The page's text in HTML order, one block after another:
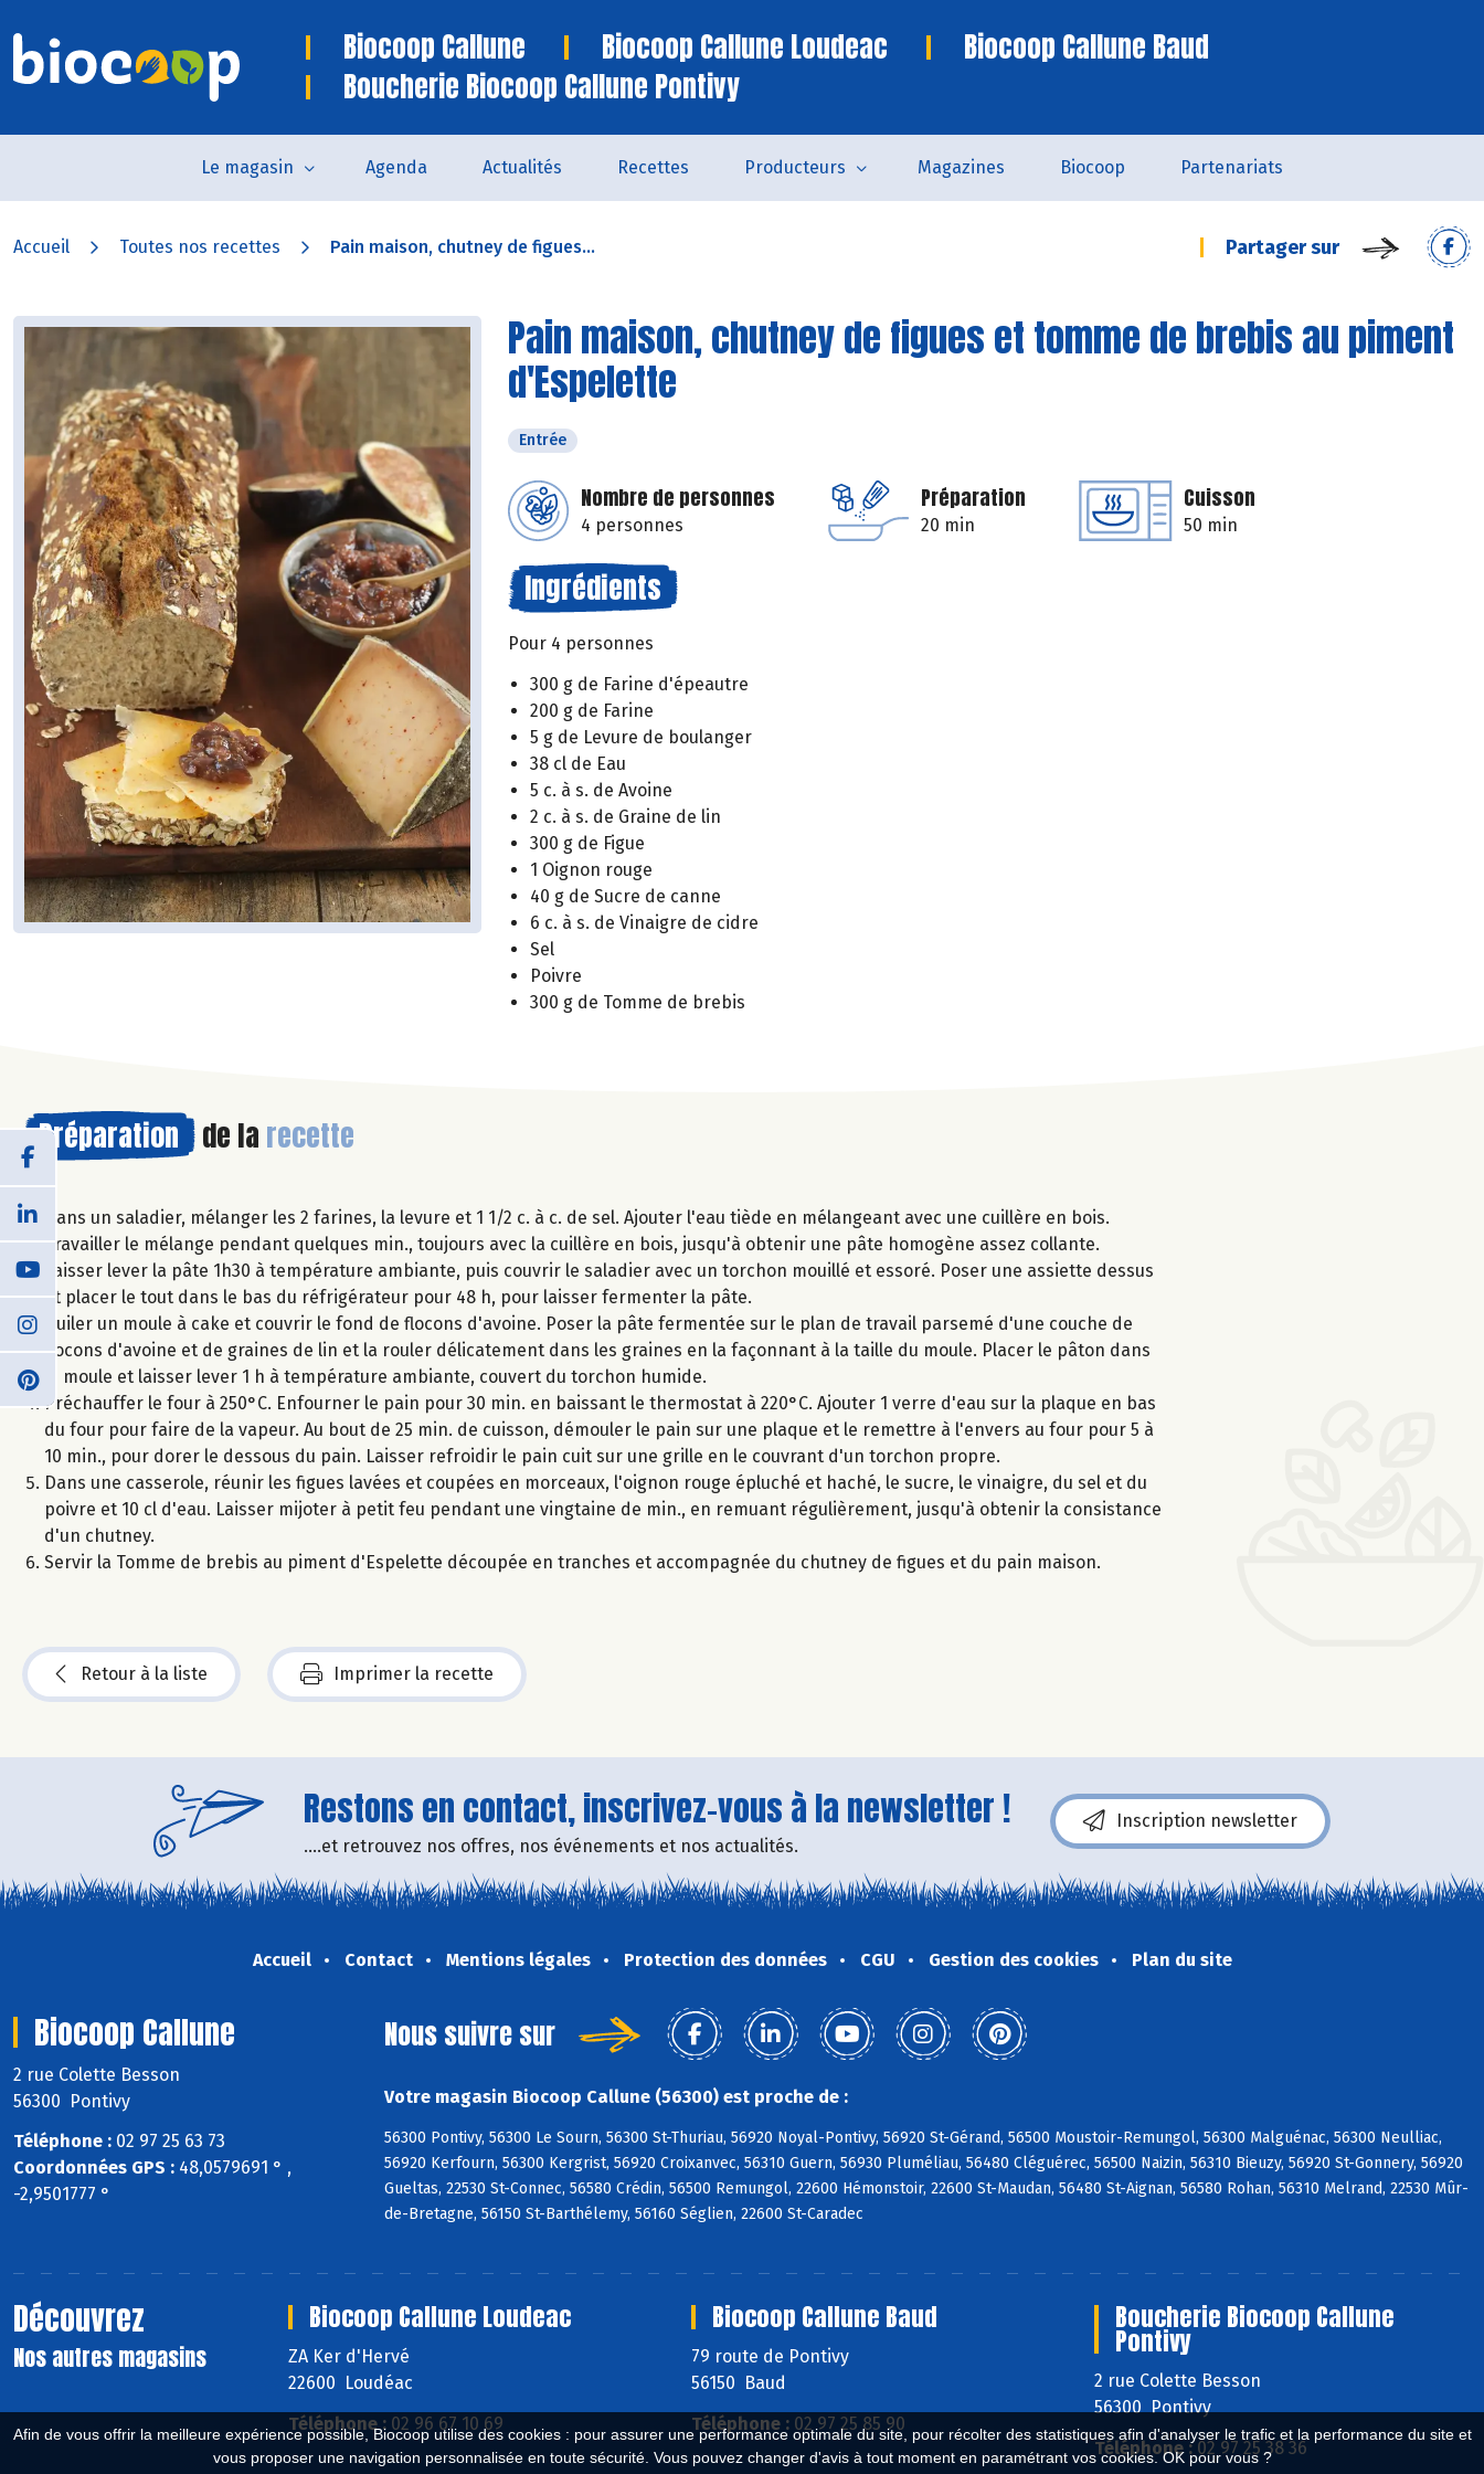
Afin de vous offrir la meilleure expérience possible, Biocoop utilise des cookies : pour assurer une performance optimale du site, pour récolter des statistiques afin d'analyser le trafic et la performance du site et
vous proposer une navigation personnalisée en toute sécurité. Vous pouvez changer d'avis à tout moment en paramétrant vos cookies. OK pour vous ?
Biocoop Callune Biocoop Callune Loudeac
Biocoop Callune Baud
Boucherie Biocoop Callune Pontivy
Le magasin Agenda Actualités Recettes Producteurs Magazines Biocoop Partenariats
Accueil Toutes nos recettes Pain maison, chutney de figues... Partager sur
Pain maison, chutney de figues et tomme de brebis au piment
d'Espelette
Entrée
Nombre de personnes
4 personnes
Préparation
20 min
Cuisson
50 min
Ingrédients
Pour 4 personnes
300 g de Farine d'épeautre
200 g de Farine
5 g de Levure de boulanger
38 cl de Eau
5 c. à s. de Avoine
2 c. à s. de Graine de lin
300 g de Figue
1 Oignon rouge
40 g de Sucre de canne
6 c. à s. de Vinaigre de cidre
Sel
Poivre
300 g de Tomme de brebis
Préparation de la recette
Dans un saladier, mélanger les 2 farines, la levure et 1 1/2 c. à c. de sel. Ajouter l'eau tiède en mélangeant avec une cuillère en bois.
Travailler le mélange pendant quelques min., toujours avec la cuillère en bois, jusqu'à obtenir une pâte homogène assez collante.
Laisser lever la pâte 1h30 à température ambiante, puis couvrir le saladier avec un torchon mouillé et essoré. Poser une assiette dessus
et placer le tout dans le bas du réfrigérateur pour 48 h, pour laisser fermenter la pâte.
Huiler un moule à cake et couvrir le fond de flocons d'avoine. Poser la pâte fermentée sur le plan de travail parsemé d'une couche de
flocons d'avoine et de graines de lin et la rouler délicatement dans les graines en la façonnant à la taille du moule. Placer le pâton dans
le moule et laisser lever 1 h à température ambiante, couvert du torchon humide.
Préchauffer le four à 250°C. Enfourner le pain pour 30 min. en baissant le thermostat à 220°C. Ajouter 1 verre d'eau sur la plaque en bas
du four pour faire de la vapeur. Au bout de 25 min. de cuisson, démouler le pain sur une plaque et le remettre à l'envers au four pour 5 à
10 min., pour dorer le dessous du pain. Laisser refroidir le pain cuit sur une grille en le couvrant d'un torchon propre.
Dans une casserole, réunir les figues lavées et coupées en morceaux, l'oignon rouge épluché et haché, le sucre, le vinaigre, du sel et du
poivre et 10 cl d'eau. Laisser mijoter à petit feu pendant une vingtaine de min., en remuant régulièrement, jusqu'à obtenir la consistance
d'un chutney.
Servir la Tomme de brebis au piment d'Espelette découpée en tranches et accompagnée du chutney de figues et du pain maison.
Retour à la liste Imprimer la recette
Restons en contact, inscrivez-vous à la newsletter !
....et retrouvez nos offres, nos événements et nos actualités.
Inscription newsletter
Accueil Contact Mentions légales Protection des données CGU Gestion des cookies Plan du site
Biocoop Callune
2 rue Colette Besson
56300 Pontivy
Téléphone : 02 97 25 63 73
Coordonnées GPS : 48,0579691 ° ,
-2,9501777 °
Nous suivre sur
Votre magasin Biocoop Callune (56300) est proche de :
56300 Pontivy, 56300 Le Sourn, 56300 St-Thuriau, 56920 Noyal-Pontivy, 56920 St-Gérand, 56500 Moustoir-Remungol, 56300 Malguénac, 56300 Neulliac,
56920 Kerfourn, 56300 Kergrist, 56920 Croixanvec, 56310 Guern, 56930 Pluméliau, 56480 Cléguérec, 56500 Naizin, 56310 Bieuzy, 56920 St-Gonnery, 56920
Gueltas, 22530 St-Connec, 56580 Crédin, 56500 Remungol, 22600 Hémonstoir, 22600 St-Maudan, 56480 St-Aignan, 56580 Rohan, 56310 Melrand, 22530 Mûr-
de-Bretagne, 56150 St-Barthélemy, 56160 Séglien, 22600 St-Caradec
Découvrez
Nos autres magasins
Biocoop Callune Loudeac
ZA Ker d'Hervé
22600 Loudéac
Téléphone : 02 96 67 10 69
Biocoop Callune Baud
79 route de Pontivy
56150 Baud
Téléphone : 02 97 25 85 90
Boucherie Biocoop Callune
Pontivy
2 rue Colette Besson
56300 Pontivy
Téléphone :02 97 25 38 36